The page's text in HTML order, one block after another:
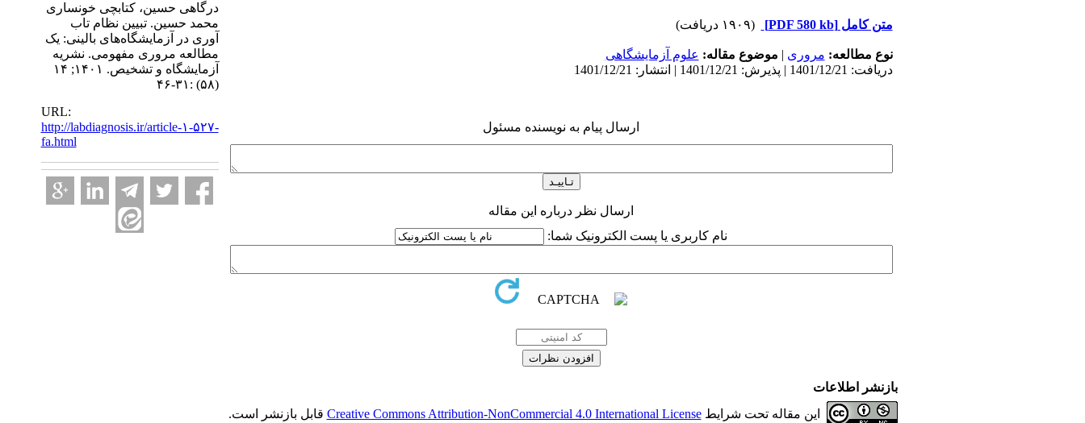
متن کامل[PDF 580 kb] (۱۹۰۹ دریافت)
نوع مطالعه: مروری | موضوع مقاله: علوم آزمایشگاهی
دریافت: 1401/12/21 | پذیرش: 1401/12/21 | انتشار: 1401/12/21
ارسال پیام به نویسنده مسئول
ارسال نظر درباره این مقاله
نام کاربری یا پست الکترونیک شما:
درگاهی حسین، کتابچی خونساری
محمد حسین. تبیین نظام تاب
آوری در آزمایشگاه‌های بالینی: یک
مطالعه مروری مفهومی. نشریه
آزمایشگاه و تشخیص. ۱۴۰۱; ۱۴
(۵۸) :۳۱-۴۶
URL:
http://labdiagnosis.ir/article-۱-۵۲۷-
fa.html
بازنشر اطلاعات
این مقاله تحت شرایطCreative Commons Attribution-NonCommercial 4.0 International License قابل بازنشر است.